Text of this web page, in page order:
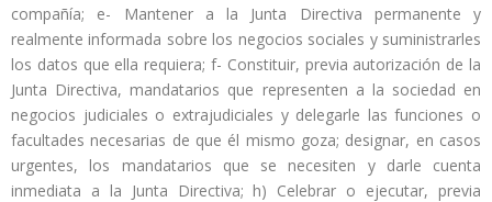
compañía; e- Mantener a la Junta Directiva permanente y
realmente informada sobre los negocios sociales y suministrarles
los datos que ella requiera; f- Constituir, previa autorización de la
Junta Directiva, mandatarios que representen a la sociedad en
negocios judiciales o extrajudiciales y delegarle las funciones o
facultades necesarias de que él mismo goza; designar, en casos
urgentes, los mandatarios que se necesiten y darle cuenta
inmediata a la Junta Directiva; h) Celebrar o ejecutar, previa